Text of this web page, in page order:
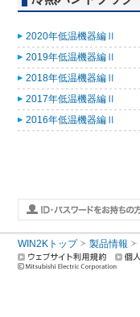
2020年低温機器編Ⅱ
2019年低温機器編Ⅱ
2018年低温機器編Ⅱ
2017年低温機器編Ⅱ
2016年低温機器編Ⅱ
WIN2Kトップ 製品情報